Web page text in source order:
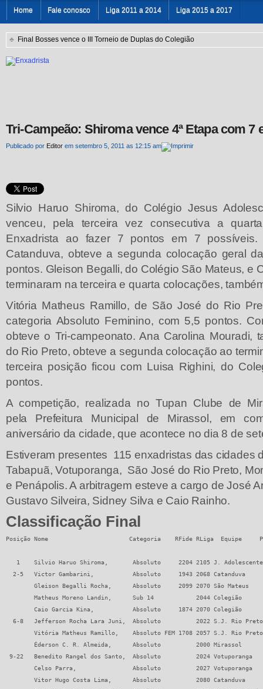
Home Fale conosco Liga 2011 a 2014 Liga 2015 a 2017
♣ Final Bosses vence o III Torneio de Duplas do Colegião
Tri-Campeão: Shiroma vence 4ª Etapa com 7
Publicado por Editor em setembro 5, 2011 as 12:15 am
Silvio Haruo Shiroma, do Colégio Jesus
venceu, pela terceira vez consecutiva a
Enxadrista ao fazer 7 pontos em 7 possíveis.
Catanduva, obteve a segunda colocação geral
pontos. Gleison Begalli, do Colégio São Mateus, e
terminaram na terceira e quarta colocações,
Vitória Matheus Ramillo, de São José do Rio
categoria Absoluto Feminino, com 5,5 pontos.
obteve o Tri-campeonato. Ana Carolina Mouradi,
do Rio Preto, obteve a segunda colocação ao
terceira posição ficou com Luisa Righini, do
pontos.
A competição, realizada no Tupan Clube de
pela Prefeitura Municipal de Mirassol, em
aniversário da cidade, que acontece no dia 8 de
Estiveram presentes 115 enxadristas das cidades
Tabapuã, Votuporanga, São José do Rio Preto,
e Penápolis. A arbitragem esteve a cargo de José
Gustavo Silveira, Sidney Silva e Caio Rainho.
Classificação Final
Posição Nome                       Categoria    RFide RLiga  Equipe     Pontos   M-Buch. Buch. Progr. Vitórias

   1    Silvio Haruo Shiroma,       Absoluto     2204 2105 J. Adolescente 7        23.0  32.0   28.0    7
  2-5   Victor Gambarini,           Absoluto     1943 2068 Catanduva      6        25.5  33.5   24.0    6
        Gleison Begalli Rocha,      Absoluto     2099 2070 São Mateus     6        25.0  36.0   26.0    6
        Matheus Moreno Landin,      Sub 14            2044 Colegião       6        23.5  31.0   25.0    6
        Caio Garcia Kina,           Absoluto     1874 2070 Colegião       6        21.5  31.5   27.0    6
  6-8   Jefferson Rocha Lara Juni,  Absoluto          2022 S.J. Rio Preto 5.5      23.0  30.0   22.5    5
        Vitória Matheus Ramillo,    Absoluto FEM 1708 2057 S.J. Rio Preto 5.5      22.5  31.5   21.5    5
        Éderson C. R. Almeida,      Absoluto          2000 Mirassol       5.5      20.5  28.0   21.5    5
 9-22   Benedito Rangel dos Santo,  Absoluto          2024 Votuporanga    5        24.0  33.0   22.0    5
        Celso Parra,                Absoluto          2027 Votuporanga    5        23.0  31.0   22.0    5
        Vitor Hugo Costa Lima,      Absoluto          2080 Catanduva      5        22.0  31.0   23.0    5
        Antonio B. Lazaro de Pina,  Absoluto          2009 Mte Aprazível  5        22.0  31.0   21.0    5
        José Hernandes,             Absoluto          2000 S.J. Rio Preto 5        22.0  31.0   21.0    5
        Peter Jackson Miller,       Absoluto     1821 2000 S.J. Rio Preto 5        21.5  30.0   21.0    4
        Lucas Guzzi Silva,          Sub 14            2060 Colegião       5        21.0  30.0   21.5    4
        Henrique de Jesus Costa,    Absoluto          2000 Penápolis      5        20.5  28.5   19.0    5
        Celso Kawano,               Absoluto          2033 Votuporanga    5        20.5  28.0   23.0    5
        Alcides Saraiva  Almeida,   Absoluto          1994 Mte Aprazível  5        20.0  29.0   20.0    5
        Rafael Henrique Mota Alvi,  Absoluto          2000 Penápolis      5        19.0  26.0   19.0    5
        Jhonatas Rodrigues de Car,  Sub 14            2000 Penápolis      5        18.5  26.0   17.0    5
        Arthur Marques,             Sub 8             2030 São Mateus     5        18.5  24.5   17.0    5
        Enzo Garcia Kina,           Sub 8             2024 Colegião       5        17.5  23.0   21.0    5
 23-30  Larissa Azevedo,            Sub 14 FEM        2027 J. Adolescente 4.5      23.0  32.0   20.0    4
        Fernando Marrone,           Sub 12            2035 CXC Catanduva  4.5      22.0  30.5   18.5    4
        Marcos Navarro,             Absoluto          2000 Votuporanga    4.5      21.5  29.5   18.0    4
        Lucas Matheus Oliveira de,  Sub 12            2028 E.M. Catanduva 4.5      21.0  27.5   18.5    4
        Carlos Henrique da Rocha,   Absoluto          2000 Penápolis      4.5      19.5  27.0   18.5    4
        Valdinei Fernandes,         Absoluto          1994 Mte Aprazível  4.5      18.0  26.0   16.0    4
        Ana Carolina N. Mourad,     Absoluto FEM      2007 S.J. Rio Preto 4.5      17.5  24.0   18.5    4
        Matheus Henrique Barboza,   Absoluto          2000 Mirassol       4.5      16.0  22.0   14.0    4
 31-53  Gabrielle V. Trídico Bert,  Sub 14 FEM        2028 S.J. Rio Preto 4        24.0  33.0   20.0    4
        Luisa Righini,              Absoluto FEM      2051 Colegião       4        23.5  33.5   21.0    4
        Paulo Henrique Risso Cair,  Sub 14            2000 Colegião       4        21.5  30.0   18.0    4
        João Otávio Santos Soares,  Sub 10            2028 Colegião       4        21.0  31.0   18.0    4
        Gabriel F. Ribeiro das Ne,  Absoluto          2046 E.M. Catanduva 4        21.0  30.0   20.0    4
        Guilherme Eduardo Fernand,  Sub 12            2012 São Mateus     4        20.0  30.0   18.0    4
        Vinícius Finoti Fernandes,  Absoluto          2024 Mte Aprazível  4        20.0  28.0   16.5    3
        Victor Hugo Lázaro Simão,   Sub 14            2000 S.J. Rio Preto 4        20.0  28.0   16.0    4
        Vitor Baratela da Silva,    Sub 14            2016 Tabapuã        4        19.5  26.5   19.5    3
        Joao Roberto Lucas de Oli,  Absoluto          2000 Mirassol       4        19.5  26.5   16.0    4
        Anthony Cabral Stack,       Sub 14            2047 E.M. Catanduva 4        19.0  27.0   13.0    4
        Álvaro R. V. Garcia Junio,  Absoluto          2000 Mirassol       4        19.0  26.0   15.0    4
        Nicoli Perosin Albuquerqu,  Sub 14 FEM        1994 Tabapuã        4        18.5  25.5   16.0    4
        Vitor Matheus Oliveira de,  Sub 10            1993 E.M. Catanduva 4        18.5  25.0   17.5    3
        Silvio Roberto Peres Ramo,  Sub 12            2000 S.J. Rio Preto 4        18.0  26.0   14.0    4
        Vinicius Pereira Floriano,  Sub 10            2022 São Mateus     4        18.0  24.5   17.0    4
        Wellington Joaquim Andria,  Absoluto          2018 Tabapuã        4        18.0  24.0   18.0    4
        Gabriel Guzzi Silva,        Sub 10            2015 Colegião       4        17.0  26.0   15.0    4
        Vinícius Ribeiro Mael,      Sub 12            1987 Tabapuã        4        17.0  24.5   13.0    4
        Roberta Soares,             Sub 8 FEM         2020 São Mateus     4        17.0  23.0   12.0    4
        Breno P. Onorato Perez,     Sub 8             2001 São Mateus     4        15.5  22.5   15.0    4
        Ketly Verri,                Absoluto FEM      2000 Penápolis      4        14.5  21.5   14.0    4
        Camila Medeiros da Silva,   Sub 10 FEM        2000 E.M. Catanduva 4        13.0  17.5   14.0    4
 54-62  Alessandro Azevedo,         Absoluto          2028 J. Adolescente 3.5      22.5  31.0   19.0    2
        Giovani Serpa Baio,         Sub 10            2044 Colegião       3.5      21.5  28.5   15.5    3
        Fábio Eglitte,              Absoluto          2009 Tabapuã        3.5      19.5  27.0   17.5    3
        Rodolfo Ramazote da Silva,  Absoluto          2005 E.M. Catanduva 3.5      19.5  27.0   16.0    3
        Leonardo Azevedo,           Sub 8             2027 J. Adolescente 3.5      18.0  25.5   15.5    3
        Vitória Hiorrana Sousa,     Sub 12 FEM        2015 E.M. Catanduva 3.5      18.0  24.0   14.0    3
        Rodrigo Moura,              Absoluto          2000 Mirassol       3.5      17.5  23.5   12.0    3
        Emílio Carlos,              Sub 12